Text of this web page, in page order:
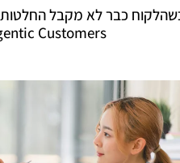
כבר לא מקבל החלטות
Customers